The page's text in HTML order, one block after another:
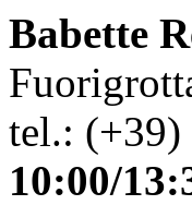
Babette
tel.: (+39)
10:00/